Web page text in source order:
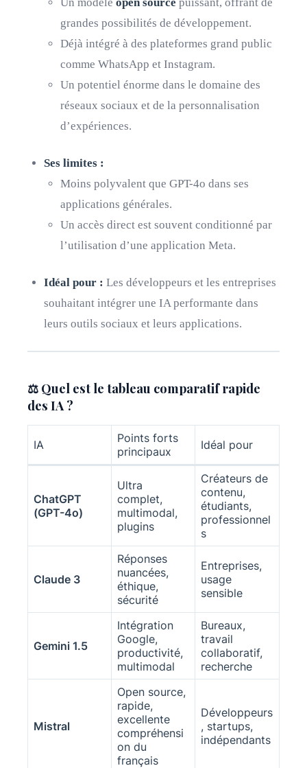
grandes possibilités de développement.
Déjà intégré à des plateformes grand public
comme WhatsApp et Instagram.
Un potentiel énorme dans le domaine des
réseaux sociaux et de la personnalisation
d’expériences.
Ses limites :
Moins polyvalent que GPT-4o dans ses
applications générales.
Un accès direct est souvent conditionné par
l’utilisation d’une application Meta.
Idéal pour : Les développeurs et les entreprises
souhaitant intégrer une IA performante dans
leurs outils sociaux et leurs applications.
⚖️ Quel est le tableau comparatif rapide
des IA ?
IA
Points forts
principaux
Idéal pour
ChatGPT
(GPT-4o)
Ultra
complet,
multimodal,
plugins
Créateurs de
contenu,
étudiants,
professionnel
s
Claude 3
Réponses
nuancées,
éthique,
sécurité
Entreprises,
usage
sensible
Gemini 1.5
Intégration
Google,
productivité,
multimodal
Bureaux,
travail
collaboratif,
recherche
Mistral
Open source,
rapide,
excellente
compréhensi
on du
français
Développeurs
, startups,
indépendants